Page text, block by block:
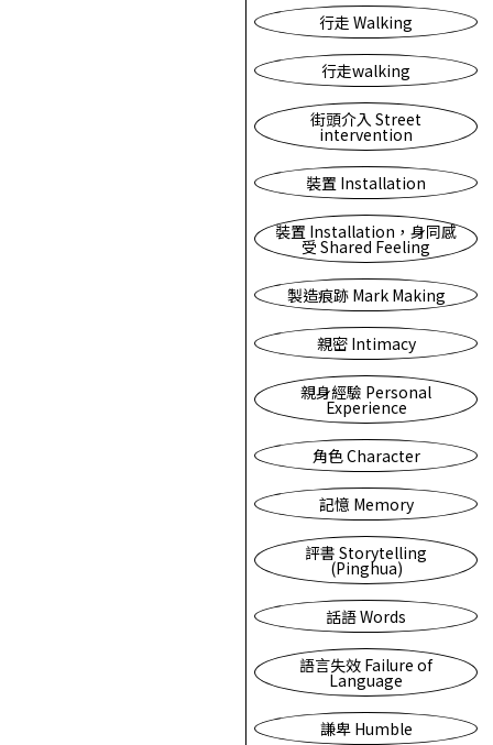
行走 Walking
行走walking
街頭介入 Street
intervention
裝置 Installation
裝置 Installation，身同感
受 Shared Feeling
製造痕跡 Mark Making
親密 Intimacy
親身經驗 Personal
Experience
角色 Character
記憶 Memory
評書 Storytelling
(Pinghua)
話語 Words
語言失效 Failure of
Language
謙卑 Humble